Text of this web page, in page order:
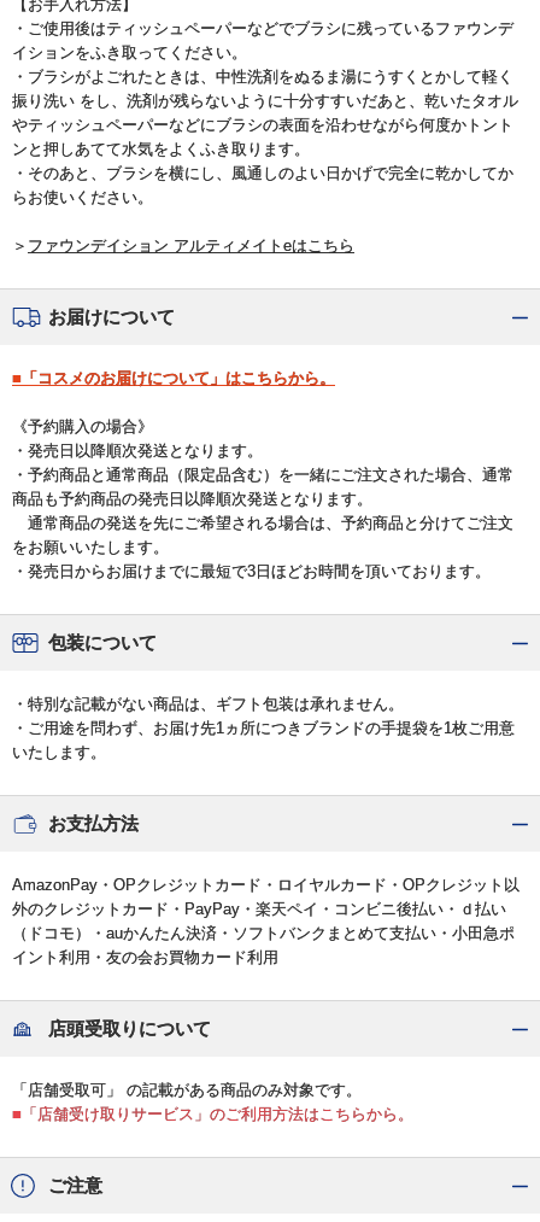
【お手入れ方法】
・ご使用後はティッシュペーパーなどでブラシに残っているファウンデ
イションをふき取ってください。
・ブラシがよごれたときは、中性洗剤をぬるま湯にうすくとかして軽く
振り洗い をし、洗剤が残らないように十分すすいだあと、乾いたタオル
やティッシュペーパーなどにブラシの表面を沿わせながら何度かトント
ンと押しあてて水気をよくふき取ります。
・そのあと、ブラシを横にし、風通しのよい日かげで完全に乾かしてか
らお使いください。
＞ ファウンデイション アルティメイトeはこちら
お届けについて
■「コスメのお届けについて」はこちらから。
《予約購入の場合》
・発売日以降順次発送となります。
・予約商品と通常商品（限定品含む）を一緒にご注文された場合、通常
商品も予約商品の発売日以降順次発送となります。
通常商品の発送を先にご希望される場合は、予約商品と分けてご注文
をお願いいたします。
・発売日からお届けまでに最短で3日ほどお時間を頂いております。
包装について
・特別な記載がない商品は、ギフト包装は承れません。
・ご用途を問わず、お届け先1ヵ所につきブランドの手提袋を1枚ご用意
いたします。
お支払方法
AmazonPay・OPクレジットカード・ロイヤルカード・OPクレジット以
外のクレジットカード・PayPay・楽天ペイ・コンビニ後払い・ｄ払い
（ドコモ）・auかんたん決済・ソフトバンクまとめて支払い・小田急ポ
イント利用・友の会お買物カード利用
店頭受取りについて
「店舗受取可」 の記載がある商品のみ対象です。
■「店舗受け取りサービス」のご利用方法はこちらから。
ご注意